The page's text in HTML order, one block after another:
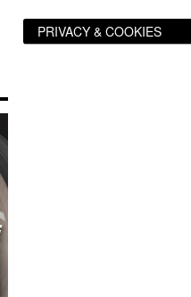
PRIVACY & COOKIES